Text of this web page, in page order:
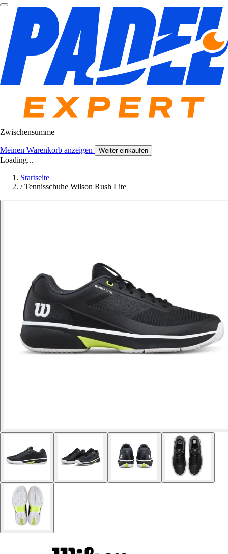
Zwischensumme
Meinen Warenkorb anzeigen Weiter einkaufen
Loading...
Startseite
/ Tennisschuhe Wilson Rush Lite